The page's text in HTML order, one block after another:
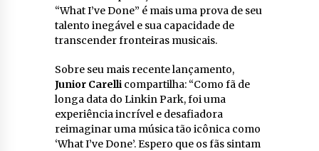
“What I’ve Done” é mais uma prova de seu
talento inegável e sua capacidade de
transcender fronteiras musicais.
Sobre seu mais recente lançamento,
Junior Carellicompartilha: “Como fã de
longa data do Linkin Park, foi uma
experiência incrível e desafiadora
reimaginar uma música tão icônica como
‘What I’ve Done’. Espero que os fãs sintam